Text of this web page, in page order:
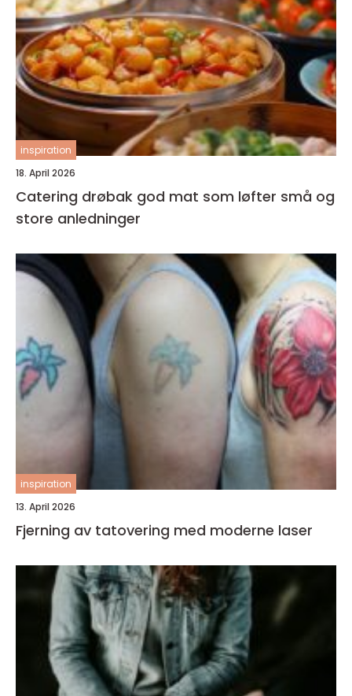
inspiration
18. April 2026
Catering drøbak god mat som løfter små og
store anledninger
inspiration
13. April 2026
Fjerning av tatovering med moderne laser